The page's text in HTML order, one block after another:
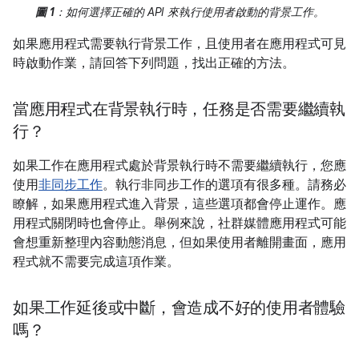
圖 1：如何選擇正確的 API 來執行使用者啟動的背景工作。
如果應用程式需要執行背景工作，且使用者在應用程式可見
時啟動作業，請回答下列問題，找出正確的方法。
當應用程式在背景執行時，任務是否需要繼續執
行？
如果工作在應用程式處於背景執行時不需要繼續執行，您應
使用非同步工作。執行非同步工作的選項有很多種。請務必
瞭解，如果應用程式進入背景，這些選項都會停止運作。應
用程式關閉時也會停止。舉例來說，社群媒體應用程式可能
會想重新整理內容動態消息，但如果使用者離開畫面，應用
程式就不需要完成這項作業。
如果工作延後或中斷，會造成不好的使用者體驗
嗎？